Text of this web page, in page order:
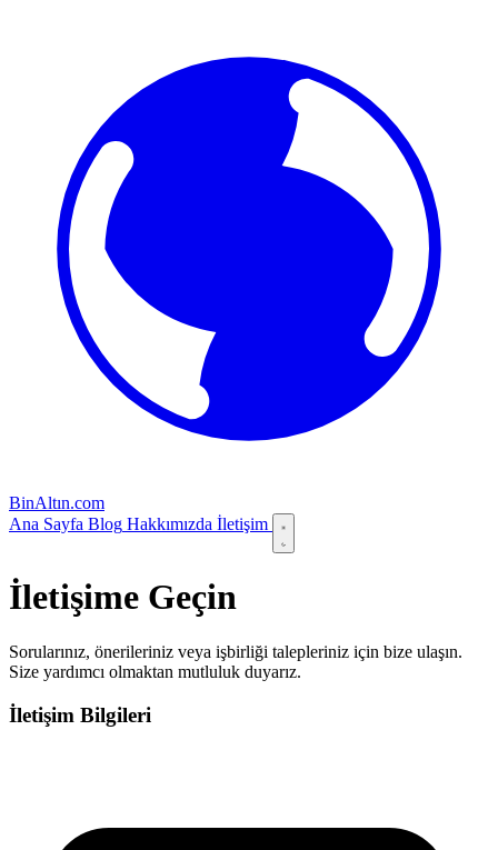
BinAltın.com
Ana Sayfa Blog Hakkımızda İletişim
İletişime Geçin
Sorularınız, önerileriniz veya işbirliği talepleriniz için bize ulaşın.
Size yardımcı olmaktan mutluluk duyarız.
İletişim Bilgileri